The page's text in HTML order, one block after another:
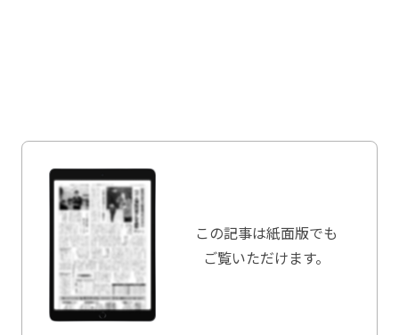
この記事は紙面版でも
ご覧いただけます。